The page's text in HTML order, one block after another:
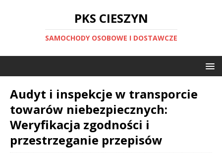
PKS CIESZYN
SAMOCHODY OSOBOWE I DOSTAWCZE
Audyt i inspekcje w transporcie
towarów niebezpiecznych:
Weryfikacja zgodności i
przestrzeganie przepisów